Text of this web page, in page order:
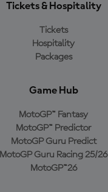
Tickets & Hospitality
Tickets
Hospitality
Packages
Game Hub
MotoGP™ Fantasy
MotoGP™ Predictor
MotoGP Guru Predict
MotoGP Guru Racing 25/26
MotoGP™26